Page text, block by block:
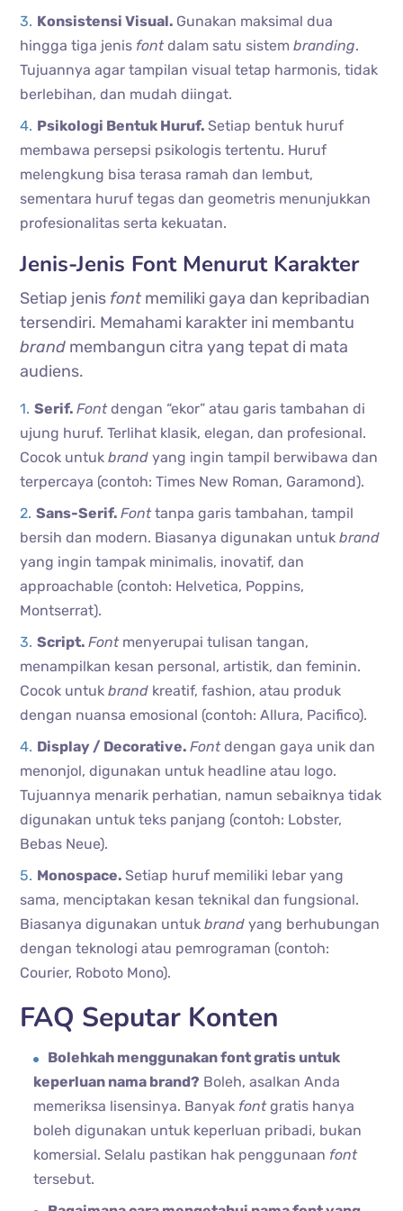
Konsistensi Visual. Gunakan maksimal dua
hingga tiga jenis fontdalam satu sistembranding.
Tujuannya agar tampilan visual tetap harmonis, tidak
berlebihan, dan mudah diingat.
Psikologi Bentuk Huruf.Setiap bentuk huruf
membawa persepsi psikologis tertentu. Huruf
melengkung bisa terasa ramah dan lembut,
sementara huruf tegas dan geometris menunjukkan
profesionalitas serta kekuatan.
Jenis-Jenis Font Menurut Karakter
Setiap jenis font memiliki gaya dan kepribadian
tersendiri. Memahami karakter ini membantu
brand membangun citra yang tepat di mata
audiens.
Serif.Fontdengan “ekor” atau garis tambahan di
ujung huruf. Terlihat klasik, elegan, dan profesional.
Cocok untukbrand yang ingin tampil berwibawa dan
terpercaya (contoh: Times New Roman, Garamond).
Sans-Serif.Fonttanpa garis tambahan, tampil
bersih dan modern. Biasanya digunakan untukbrand
yang ingin tampak minimalis, inovatif, dan
approachable (contoh: Helvetica, Poppins,
Montserrat).
Script.Fontmenyerupai tulisan tangan,
menampilkan kesan personal, artistik, dan feminin.
Cocok untukbrand kreatif, fashion, atau produk
dengan nuansa emosional (contoh: Allura, Pacifico).
Display / Decorative.Fontdengan gaya unik dan
menonjol, digunakan untuk headline atau logo.
Tujuannya menarik perhatian, namun sebaiknya tidak
digunakan untuk teks panjang (contoh: Lobster,
Bebas Neue).
Monospace.Setiap huruf memiliki lebar yang
sama, menciptakan kesan teknikal dan fungsional.
Biasanya digunakan untukbrand yang berhubungan
dengan teknologi atau pemrograman (contoh:
Courier, Roboto Mono).
FAQ Seputar Konten
Bolehkah menggunakan font gratis untuk
keperluan nama brand? Boleh, asalkan Anda
memeriksa lisensinya. Banyak fontgratis hanya
boleh digunakan untuk keperluan pribadi, bukan
komersial. Selalu pastikan hak penggunaan font
tersebut.